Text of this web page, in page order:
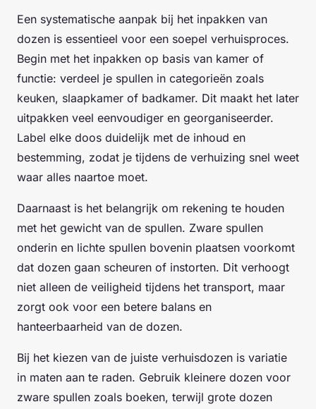
Een systematische aanpak bij het inpakken van
dozen is essentieel voor een soepel verhuisproces.
Begin met het inpakken op basis van kamer of
functie: verdeel je spullen in categorieën zoals
keuken, slaapkamer of badkamer. Dit maakt het later
uitpakken veel eenvoudiger en georganiseerder.
Label elke doos duidelijk met de inhoud en
bestemming, zodat je tijdens de verhuizing snel weet
waar alles naartoe moet.
Daarnaast is het belangrijk om rekening te houden
met het gewicht van de spullen. Zware spullen
onderin en lichte spullen bovenin plaatsen voorkomt
dat dozen gaan scheuren of instorten. Dit verhoogt
niet alleen de veiligheid tijdens het transport, maar
zorgt ook voor een betere balans en
hanteerbaarheid van de dozen.
Bij het kiezen van de juiste verhuisdozen is variatie
in maten aan te raden. Gebruik kleinere dozen voor
zware spullen zoals boeken, terwijl grote dozen